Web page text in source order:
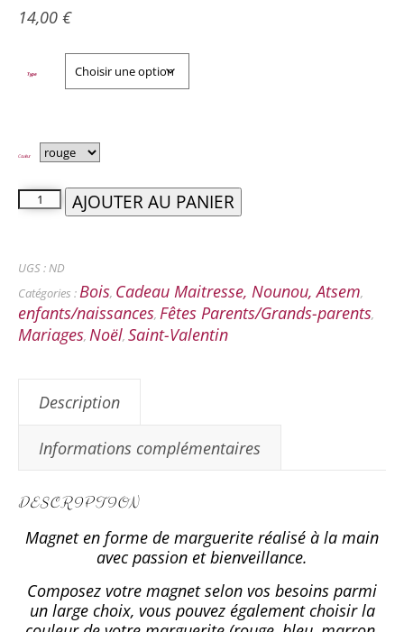
14,00 €
Type
Couleur
AJOUTER AU PANIER
UGS :ND
Catégories :Bois, Cadeau Maitresse, Nounou, Atsem,
enfants/naissances, Fêtes Parents/Grands-parents,
Mariages, Noël, Saint-Valentin
Description
Informations complémentaires
DESCRIPTION
Magnet en forme de marguerite réalisé à la main
avec passion et bienveillance.
Composez votre magnet selon vos besoins parmi
un large choix, vous pouvez également choisir la